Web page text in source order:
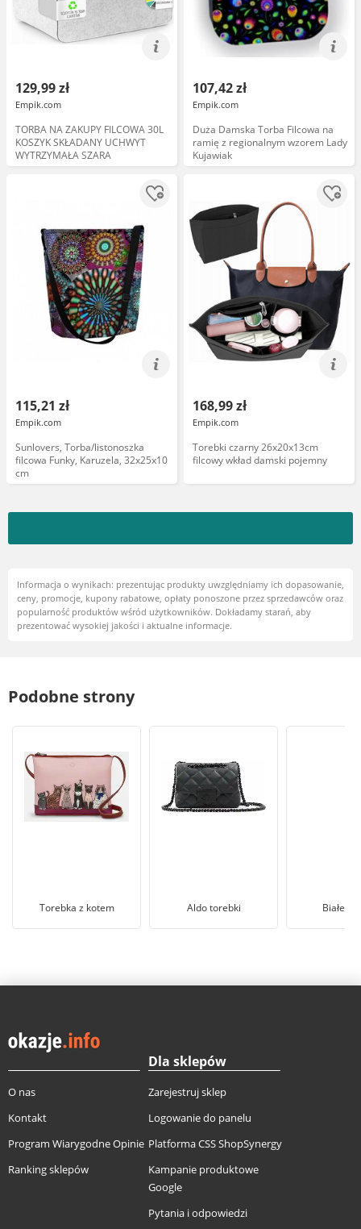
129,99 zł
Empik.com
TORBA NA ZAKUPY FILCOWA 30L
KOSZYK SKŁADANY UCHWYT
WYTRZYMAŁA SZARA
107,42 zł
Empik.com
Duża Damska Torba Filcowa na
ramię z regionalnym wzorem Lady
Kujawiak
115,21 zł
Empik.com
Sunlovers, Torba/listonoszka
filcowa Funky, Karuzela, 32x25x10
cm
168,99 zł
Empik.com
Torebki czarny 26x20x13cm
filcowy wkład damski pojemny
Informacja o wynikach: prezentując produkty uwzględniamy ich dopasowanie,
ceny, promocje, kupony rabatowe, opłaty ponoszone przez sprzedawców oraz
popularność produktów wśród użytkowników. Dokładamy starań, aby
prezentować wysokiej jakości i aktualne informacje.
Podobne strony
Torebka z kotem Aldo torebki Białe
O nas
Kontakt
Program Wiarygodne Opinie
Ranking sklepów
Dla sklepów
Zarejestruj sklep
Logowanie do panelu
Platforma CSS ShopSynergy
Kampanie produktowe
Google
Pytania i odpowiedzi